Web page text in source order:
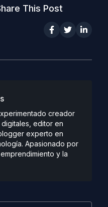
This Post
creador
editor en
experto en
Apasionado por
y la